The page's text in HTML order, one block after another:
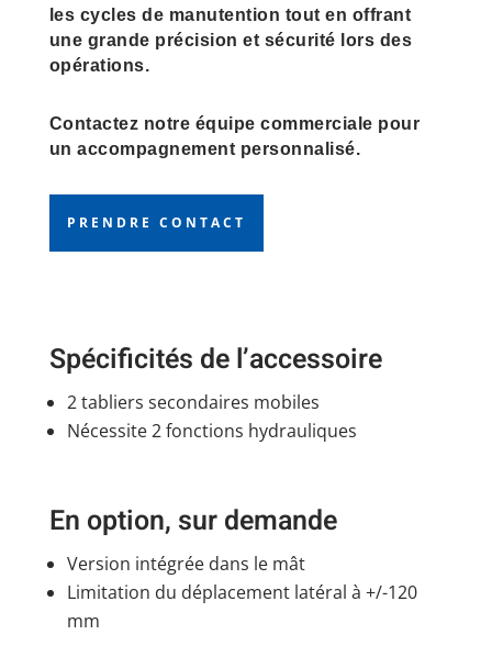
les cycles de manutention tout en offrant
une grande précision et sécurité lors des
opérations.
Contactez notre équipe commerciale pour
un accompagnement personnalisé.
PRENDRE CONTACT
Spécificités de l’accessoire
2 tabliers secondaires mobiles
Nécessite 2 fonctions hydrauliques
En option, sur demande
Version intégrée dans le mât
Limitation du déplacement latéral à +/-120
mm